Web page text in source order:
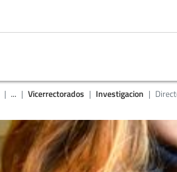
... Vicerrectorados Investigacion